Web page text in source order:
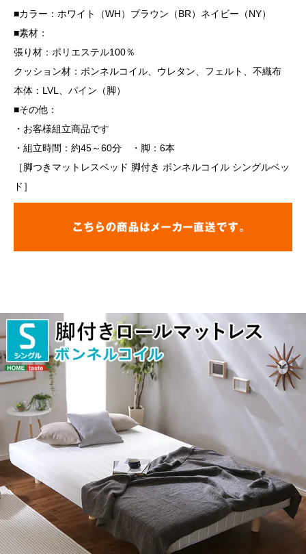
■カラー：ホワイト（WH）ブラウン（BR）ネイビー（NY）
■素材：
張り材：ポリエステル100％
クッション材：ボンネルコイル、ウレタン、フェルト、不織布
本体：LVL、パイン（脚）
■その他：
・お客様組立商品です
・組立時間：約45～60分 ・脚：6本
［脚つきマットレスベッド 脚付き ボンネルコイル シングルベッ
ド］